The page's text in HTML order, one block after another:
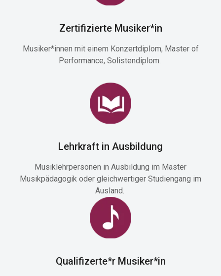
Zertifizierte Musiker*in
Musiker*innen mit einem Konzertdiplom, Master of
Performance, Solistendiplom.
Lehrkraft in Ausbildung
Musiklehrpersonen in Ausbildung im Master
Musikpädagogik oder gleichwertiger Studiengang im
Ausland.
Qualifizerte*r Musiker*in